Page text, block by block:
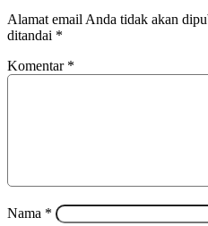
Alamat email Anda tidak akan
ditandai *
Komentar *
Nama *